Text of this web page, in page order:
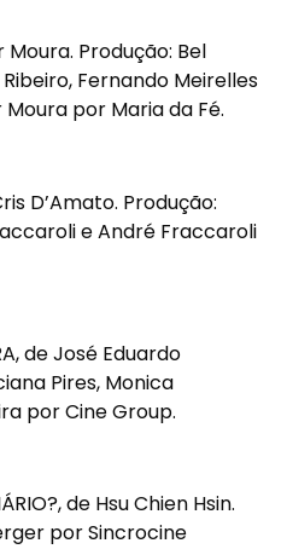
Moura. Produção: Bel
Fernando Meirelles
por Maria da Fé.
D’Amato. Produção:
e André Fraccaroli
de José Eduardo
Pires, Monica
por Cine Group.
de Hsu Chien Hsin.
por Sincrocine